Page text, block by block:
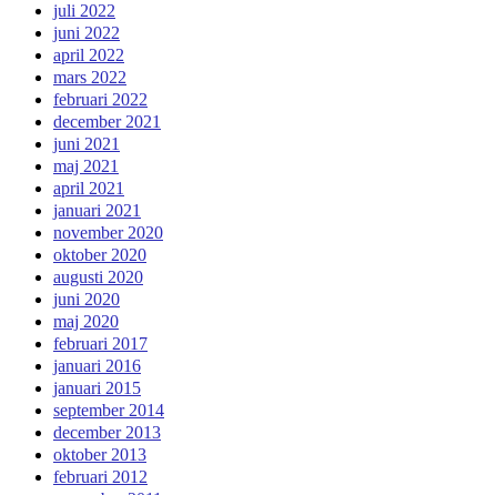
juli 2022
juni 2022
april 2022
mars 2022
februari 2022
december 2021
juni 2021
maj 2021
april 2021
januari 2021
november 2020
oktober 2020
augusti 2020
juni 2020
maj 2020
februari 2017
januari 2016
januari 2015
september 2014
december 2013
oktober 2013
februari 2012